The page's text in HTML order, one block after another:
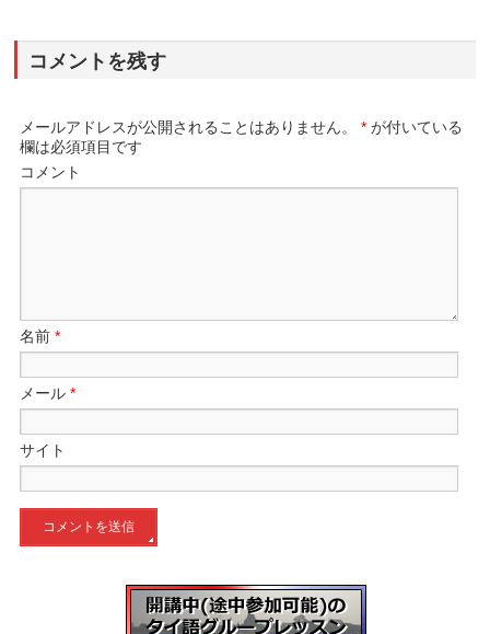
コメントを残す
メールアドレスが公開されることはありません。 * が付いている
欄は必須項目です
コメント
名前*
メール*
サイト